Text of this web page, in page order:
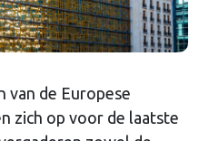
van de Europese
zich op voor de laatste